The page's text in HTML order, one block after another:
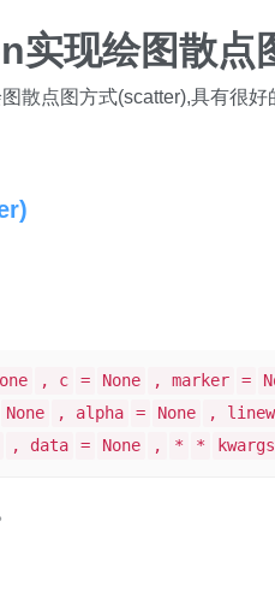
实现绘图散点
散点图方式(scatter),具有很
, c = None , marker =
None , alpha = None ,
, data = None , * *